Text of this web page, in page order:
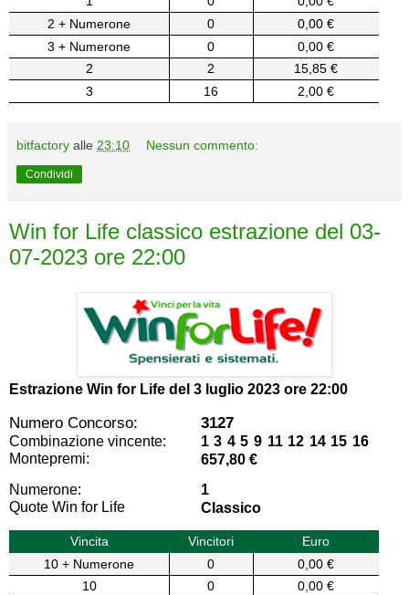
2 + Numerone
0
0,00 €
3 + Numerone
0
0,00 €
2
2
15,85 €
3
16 2,00 €
bitfactory alle 23:10 Nessun commento:
Condividi
Win for Life classico estrazione del 03-
07-2023 ore 22:00
Estrazione Win for Life del 3 luglio 2023 ore 22:00
Numero Concorso: 3127
Combinazione vincente:
1 3 4 5 9 11 12 14 15 16
Montepremi:
657,80 €
Numerone:
1
Quote Win for Life
Classico
Vincita Vincitori
Euro
10 + Numerone
0
0,00 €
10
0
0,00 €